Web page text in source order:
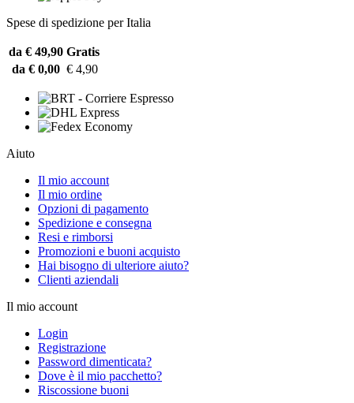
Spese di spedizione per Italia
da € 49,90 Gratis
da € 0,00 € 4,90
Aiuto
Il mio account
Il mio ordine
Opzioni di pagamento
Spedizione e consegna
Resi e rimborsi
Promozioni e buoni acquisto
Hai bisogno di ulteriore aiuto?
Clienti aziendali
Il mio account
Login
Registrazione
Password dimenticata?
Dove è il mio pacchetto?
Riscossione buoni